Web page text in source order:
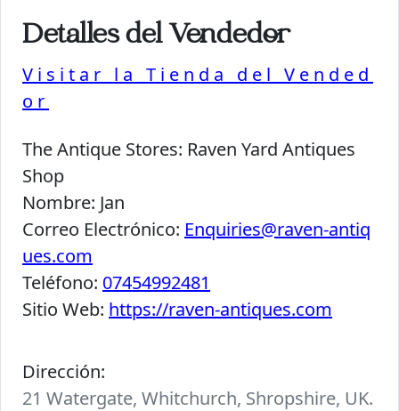
Detalles del Vendedor
Visitar la Tienda del Vended
or
The Antique Stores: Raven Yard Antiques
Shop
Nombre: Jan
Correo Electrónico: Enquiries@raven-antiq
ues.com
Teléfono: 07454992481
Sitio Web: https://raven-antiques.com
Dirección:
21 Watergate, Whitchurch, Shropshire, UK.